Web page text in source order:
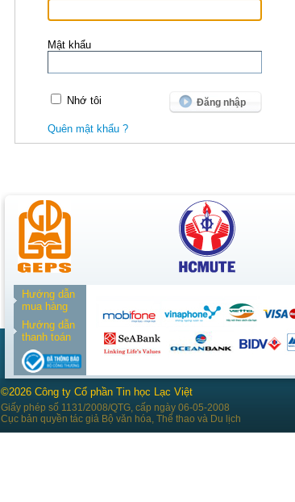
Mật khẩu
Nhớ tôi
Quên mật khẩu ?
Hướng dẫn
mua hàng
Hướng dẫn
thanh toán
©2026 Công ty Cổ phần Tin học Lạc Việt
Giấy phép số 1131/2008/QTG, cấp ngày 06-05-2008
Cục bản quyền tác giả Bộ văn hóa, Thể thao và Du lịch